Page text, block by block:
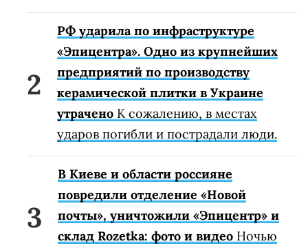
РФ ударила по инфраструктуре
«Эпицентра». Одно из крупнейших
предприятий по производству
керамической плитки в Украине
утрачено К сожалению, в местах
ударов погибли и пострадали люди.
В Киеве и области россияне
повредили отделение «Новой
почты», уничтожили «Эпицентр» и
склад Rozetka: фото и видео Ночью